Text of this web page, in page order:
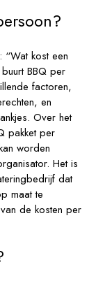
kost een
BBQ per
factoren,
en
Over het
pakket per
worden
Het is
dat
maat te
de kosten per